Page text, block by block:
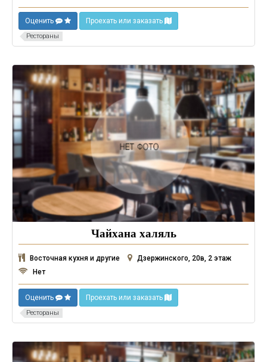
Оценить Проехать или заказать
Рестораны
Чайхана халяль
Восточная кухня и другие
Дзержинского, 20в, 2 этаж
Нет
Оценить Проехать или заказать
Рестораны